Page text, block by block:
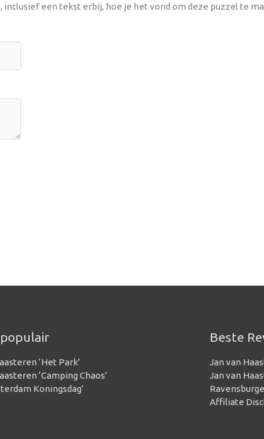
inclusief een tekst erbij, hoe je het vond om deze puzzel te
‘Het Park’
‘Camping Chaos’
Koningsdag’
Beste
Jan van
Jan van
Affiliate